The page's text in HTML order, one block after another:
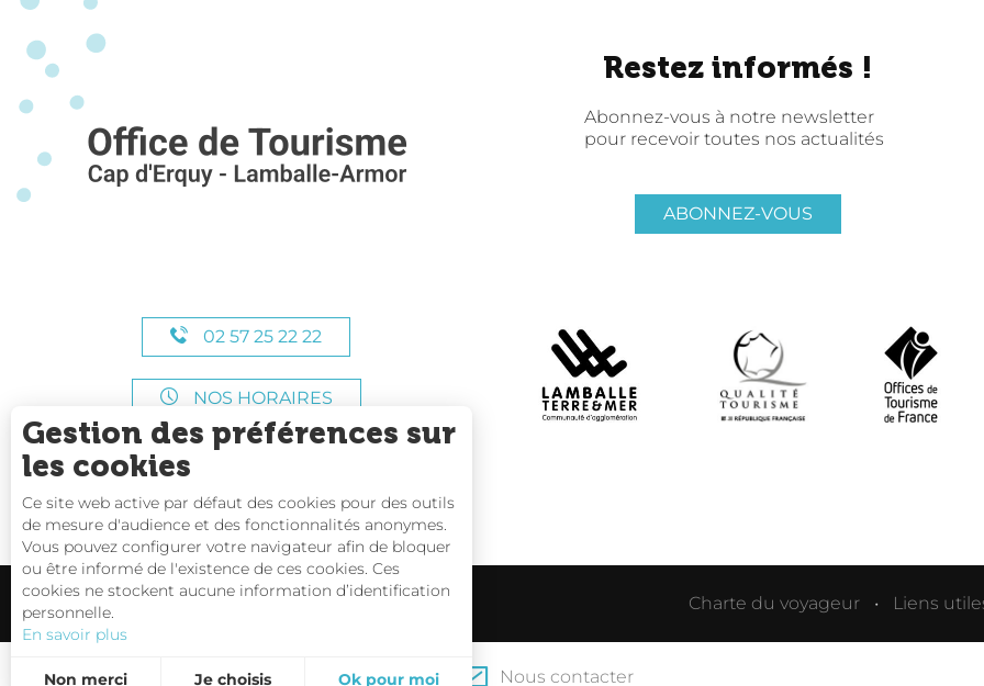
02 57 25 22 22
NOS HORAIRES
Restez informés !
Abonnez-vous à notre newsletter
pour recevoir toutes nos actualités
ABONNEZ-VOUS
Charte du voyageur Liens
Carte interactive Nous contacter
Gestion des préférences sur
les cookies
Ce site web active par défaut des cookies pour des outils
de mesure d'audience et des fonctionnalités anonymes.
Vous pouvez configurer votre navigateur afin de bloquer
ou être informé de l'existence de ces cookies. Ces
cookies ne stockent aucune information d’identification
personnelle.
En savoir plus
Non merci Je choisis Ok pour moi